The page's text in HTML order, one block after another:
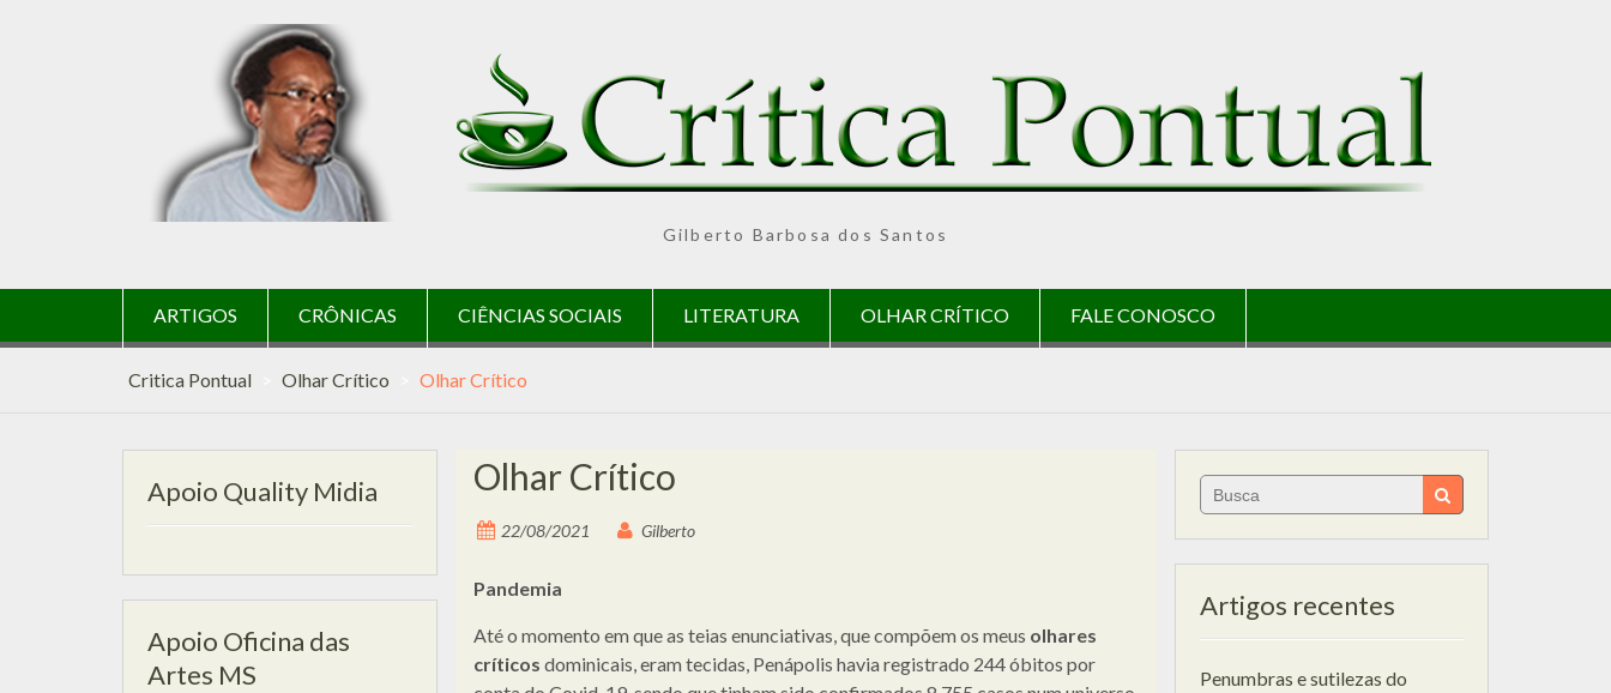
Gilberto Barbosa dos Santos
ARTIGOS CRÔNICAS CIÊNCIAS SOCIAIS LITERATURA OLHAR CRÍTICO FALE CONOSCO
Critica Pontual Olhar Crítico Olhar Crítico
Olhar Crítico
22/08/2021 Gilberto
Pandemia
Até o momento em que as teias enunciativas, que compõem os meus olhares
críticos dominicais, eram tecidas, Penápolis havia registrado 244 óbitos por
Search
for:
Artigos recentes
Penumbras e sutilezas do
Apoio Quality Midia
Apoio Oficina das
Artes MS